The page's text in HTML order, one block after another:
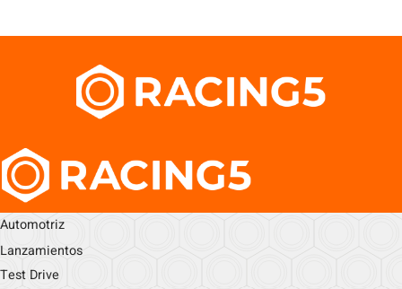
Automotriz
Lanzamientos
Test Drive